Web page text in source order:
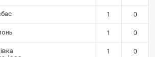
можна
пару питань/
по сайту? І
криптою
1 0
1 0
1 0